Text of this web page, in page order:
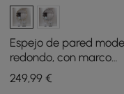
Espejo de pared
redondo, con marco
geométrico dorado y
detalles de guijarros
249,99 €